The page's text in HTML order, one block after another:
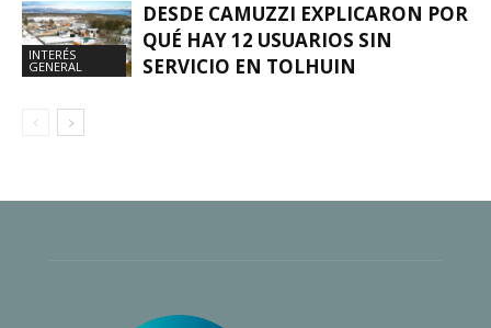
INTERÉS
GENERAL
DESDE CAMUZZI EXPLICARON POR
QUÉ HAY 12 USUARIOS SIN
SERVICIO EN TOLHUIN